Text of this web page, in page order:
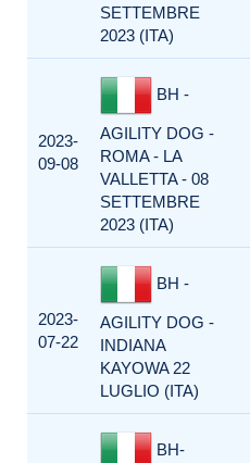
SETTEMBRE
2023 (ITA)
2023-
09-08
BH -
AGILITY DOG -
ROMA - LA
VALLETTA - 08
SETTEMBRE
2023 (ITA)
2023-
07-22
BH -
AGILITY DOG -
INDIANA
KAYOWA 22
LUGLIO (ITA)
BH-